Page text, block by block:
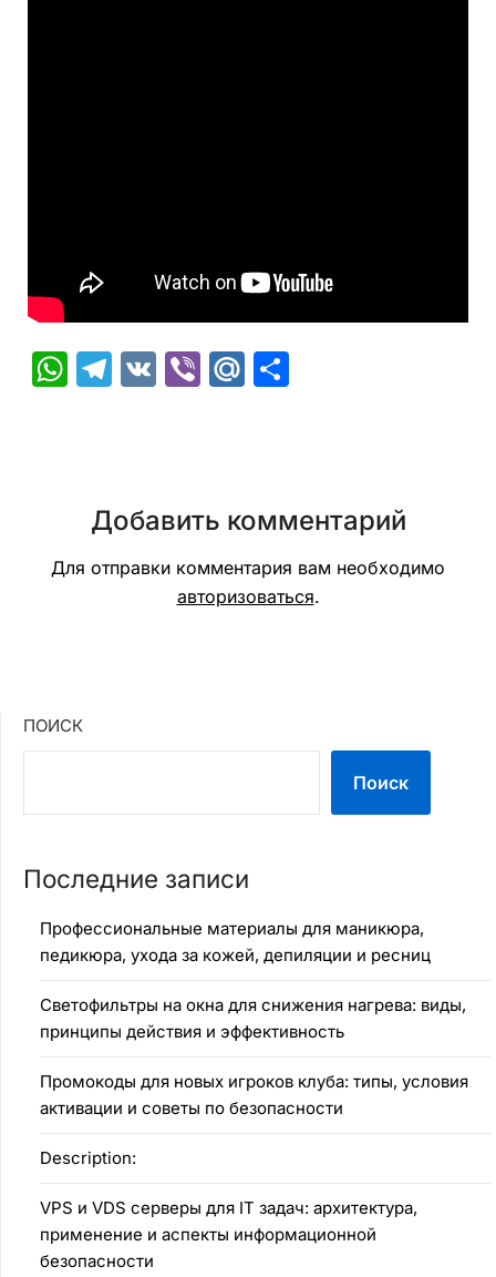
WhatsApp
Telegram
VK ViberMail.Ru
Добавить комментарий
Для отправки комментария вам необходимо
авторизоваться.
ПОИСК
Поиск
Последние записи
Профессиональные материалы для маникюра,
педикюра, ухода за кожей, депиляции и ресниц
Светофильтры на окна для снижения нагрева: виды,
принципы действия и эффективность
Промокоды для новых игроков клуба: типы, условия
активации и советы по безопасности
Description:
VPS и VDS серверы для IT задач: архитектура,
применение и аспекты информационной
безопасности